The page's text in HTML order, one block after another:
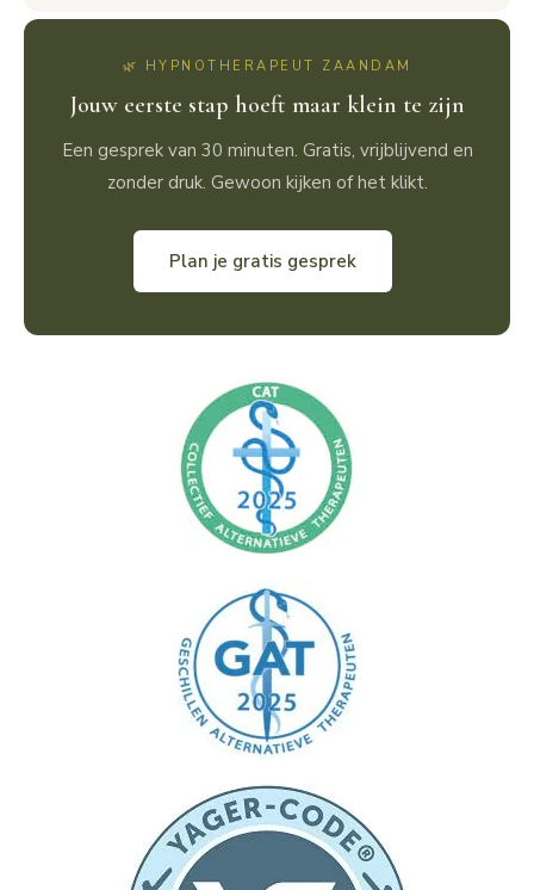
🌿 HYPNOTHERAPEUT ZAANDAM
Jouw eerste stap hoeft maar klein te zijn
Een gesprek van 30 minuten. Gratis, vrijblijvend en
zonder druk. Gewoon kijken of het klikt.
Plan je gratis gesprek